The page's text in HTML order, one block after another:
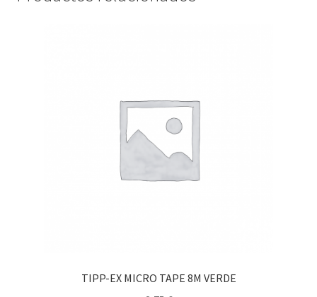
TIPP-EX MICRO TAPE 8M VERDE